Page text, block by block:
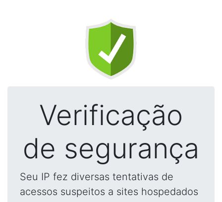
Verificação
de segurança
Seu IP fez diversas tentativas de
acessos suspeitos a sites hospedados